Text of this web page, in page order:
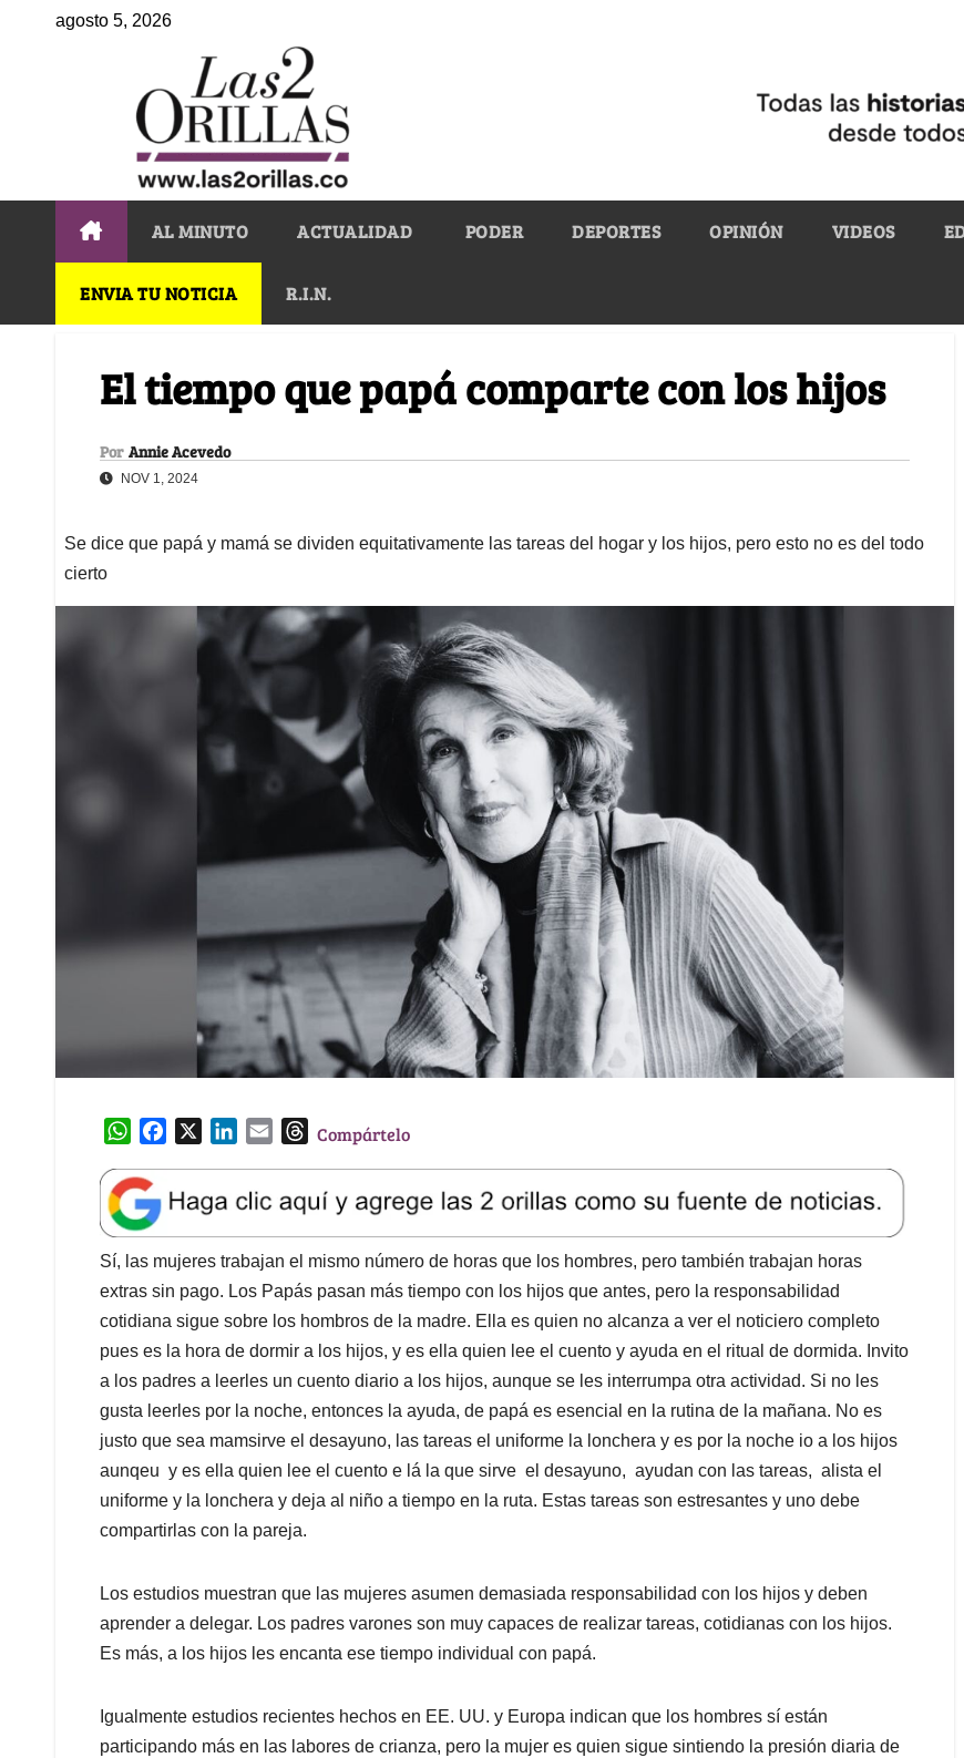
agosto 5, 2026
AL MINUTO ACTUALIDAD PODER DEPORTES OPINIÓN VIDEOS
ENVIA TU NOTICIA R.I.N.
El tiempo que papá comparte con los hijos
Por Annie Acevedo
NOV 1, 2024
Se dice que papá y mamá se dividen equitativamente las tareas del hogar y los hijos, pero esto no es del todo
cierto
W
a
t
s
A
p
p
e
b
o
o
k
k
e
d
I
n
l
T
e
a
d
s
Compártelo
Sí, las mujeres trabajan el mismo número de horas que los hombres, pero también trabajan horas
extras sin pago. Los Papás pasan más tiempo con los hijos que antes, pero la responsabilidad
cotidiana sigue sobre los hombros de la madre. Ella es quien no alcanza a ver el noticiero completo
pues es la hora de dormir a los hijos, y es ella quien lee el cuento y ayuda en el ritual de dormida. Invito
a los padres a leerles un cuento diario a los hijos, aunque se les interrumpa otra actividad. Si no les
gusta leerles por la noche, entonces la ayuda, de papá es esencial en la rutina de la mañana. No es
justo que sea mamsirve el desayuno, las tareas el uniforme la lonchera y es por la noche io a los hijos
aunqeu y es ella quien lee el cuento e lá la que sirve el desayuno, ayudan con las tareas, alista el
uniforme y la lonchera y deja al niño a tiempo en la ruta. Estas tareas son estresantes y uno debe
compartirlas con la pareja.
Los estudios muestran que las mujeres asumen demasiada responsabilidad con los hijos y deben
aprender a delegar. Los padres varones son muy capaces de realizar tareas, cotidianas con los hijos.
Es más, a los hijos les encanta ese tiempo individual con papá.
Igualmente estudios recientes hechos en EE. UU. y Europa indican que los hombres sí están
participando más en las labores de crianza, pero la mujer es quien sigue sintiendo la presión diaria de